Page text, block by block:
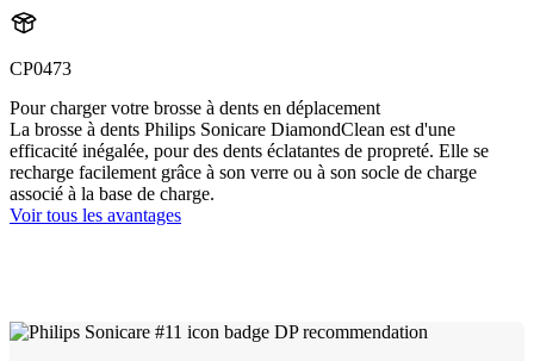
CP0473
Pour charger votre brosse à dents en déplacement
La brosse à dents Philips Sonicare DiamondClean est d'une
efficacité inégalée, pour des dents éclatantes de propreté. Elle se
recharge facilement grâce à son verre ou à son socle de charge
associé à la base de charge.
Voir tous les avantages